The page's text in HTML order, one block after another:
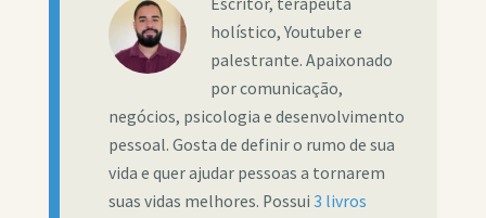
Escritor, terapeuta
holístico, Youtuber e
palestrante. Apaixonado
por comunicação,
negócios, psicologia e desenvolvimento
pessoal. Gosta de definir o rumo de sua
vida e quer ajudar pessoas a tornarem
suas vidas melhores. Possui 3 livros